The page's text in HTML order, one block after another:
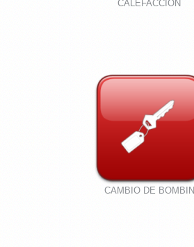
CALEFACCIÓN
CAMBIO DE BOMBIN